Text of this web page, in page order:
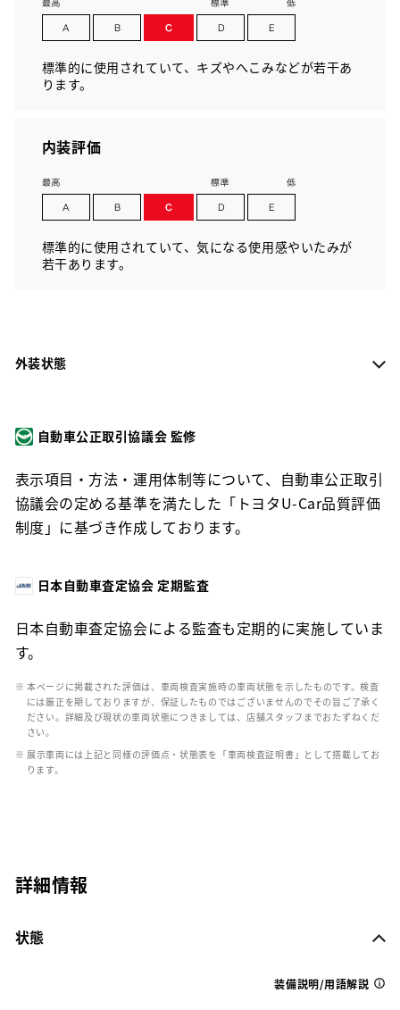
標準的に使用されていて、キズやへこみなどが若干あ
ります。
内装評価
標準的に使用されていて、気になる使用感やいたみが
若干あります。
外装状態
自動車公正取引協議会 監修
表示項目・方法・運用体制等について、自動車公正取引
協議会の定める基準を満たした「トヨタU-Car品質評価
制度」に基づき作成しております。
日本自動車査定協会 定期監査
日本自動車査定協会による監査も定期的に実施していま
す。
※ 本ページに掲載された評価は、車両検査実施時の車両状態を示したものです。検査
には厳正を期しておりますが、保証したものではございませんのでその旨ご了承く
ださい。詳細及び現状の車両状態につきましては、店舗スタッフまでおたずねくだ
さい。
※ 展示車両には上記と同様の評価点・状態表を「車両検査証明書」として搭載してお
ります。
詳細情報
状態
装備説明/用語解説